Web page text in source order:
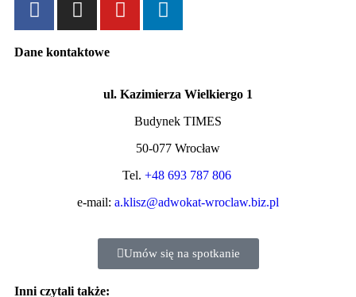
Dane kontaktowe
ul. Kazimierza Wielkiergo 1
Budynek TIMES
50-077 Wrocław
Tel. +48 693 787 806
e-mail: a.klisz@adwokat-wroclaw.biz.pl
Umów się na spotkanie
Inni czytali także: